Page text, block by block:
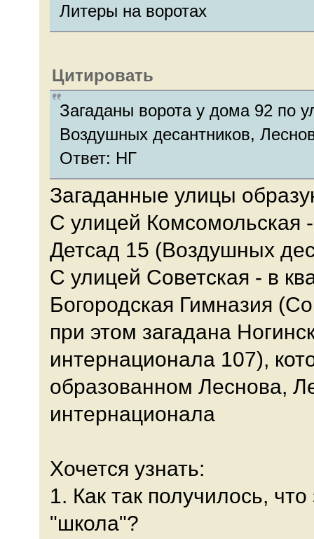
Литеры на воротах
Цитировать
Загаданы ворота у дома 92 по
Воздушных десантников,
Ответ: НГ
Загаданные улицы
С улицей Комсомольская
Детсад 15 (Воздушных
С улицей Советская - в
Богородская Гимназия
при этом загадана
интернационала 107),
образованном Леснова,
интернационала
Хочется узнать:
1. Как так получилось,
"школа"?